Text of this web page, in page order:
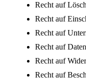
Recht auf
Recht auf
Recht auf
Recht auf
Recht auf
Recht auf